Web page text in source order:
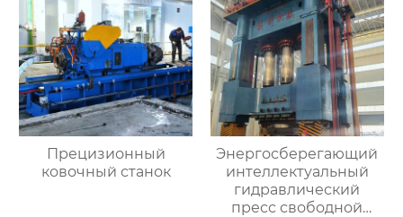
Прецизионный
ковочный станок
Энергосберегающий
интеллектуальный
гидравлический
пресс свободной